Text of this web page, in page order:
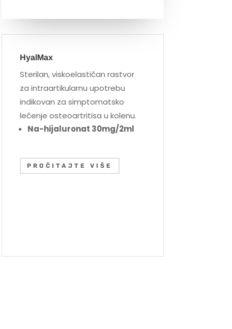
HyalMax
Sterilan, viskoelastičan rastvor
za intraartikularnu upotrebu
indikovan za simptomatsko
lečenje osteoartritisa u kolenu.
Na-hijaluronat 30mg/2ml
PROČITAJTE VIŠE